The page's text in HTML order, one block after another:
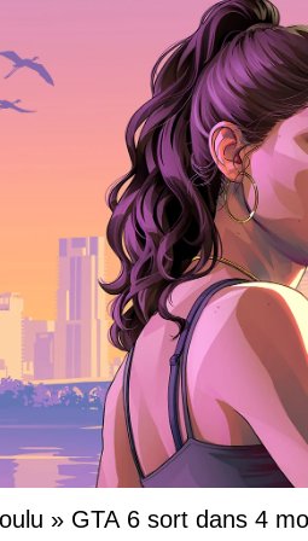
» GTA 6 sort dans 4